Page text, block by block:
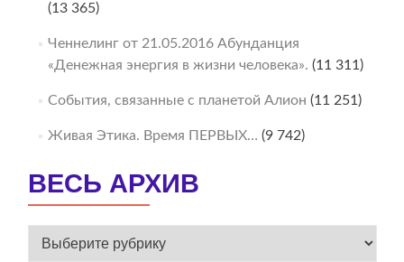
(13 365)
Ченнелинг от 21.05.2016 Абунданция
«Денежная энергия в жизни человека». (11 311)
События, связанные с планетой Алион (11 251)
Живая Этика. Время ПЕРВЫХ… (9 742)
ВЕСЬ АРХИВ
ВЕСЬ